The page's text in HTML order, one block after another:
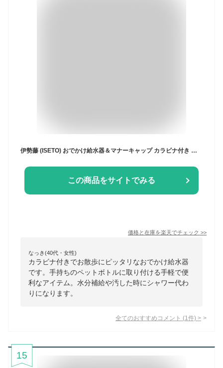
伊勢藤 (ISETO) おでかけ給水器＆マナーキャップ カラビナ付き おさんぽ おしっこ 洗浄 マナー 伊勢藤 日本製 水分補給 ハンディシャワー ペットボトル 散水キャップ ISETO
この商品をサイトでみる
価格と在庫を楽天でチェック >>
なっき(40代・女性)
カラビナ付きでお散歩にピッタリなおでかけ給水器
です。手持ちのペットボトルに取り付ける手軽で便
利なアイテム。水分補給や汚した時にシャワー代わ
りになります。
全てのおすすめコメント (1 件) >
15